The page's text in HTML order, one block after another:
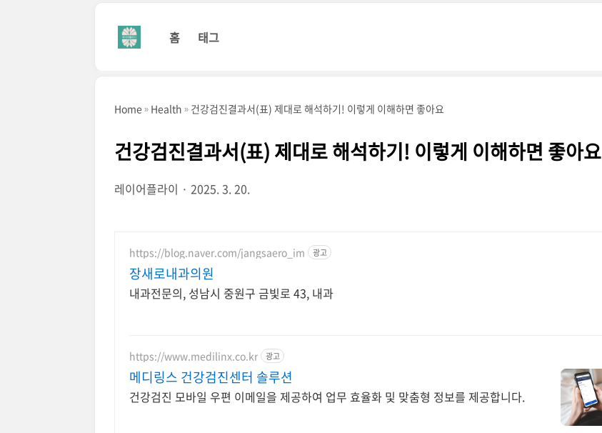
홈 태그
Home Health 건강검진결과서(표) 제대로 해석하기! 이렇게 이해하면 좋아요
건강검진결과서(표) 제대로 해석하기! 이렇게 이해하면 좋아요
레이어플라이 2025. 3. 20.
https://blog.naver.com/jangsaero_im 광고
장새로내과의원
내과전문의, 성남시 중원구 금빛로 43, 내과
https://www.medilinx.co.kr 광고
메디링스 건강검진센터 솔루션
건강검진 모바일 우편 이메일을 제공하여 업무 효율화 및 맞춤형 정보를 제공합니다.